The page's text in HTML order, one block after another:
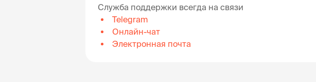
Служба поддержки всегда на связи
Telegram
Онлайн-чат
Электронная почта